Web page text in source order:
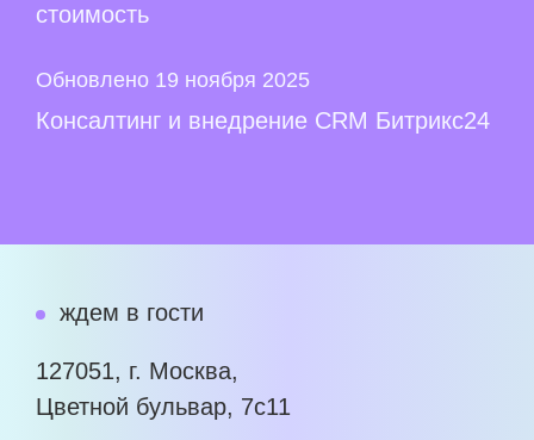
стоимость
Обновлено 19 ноября 2025
Консалтинг и внедрение CRM Битрикс24
ждем в гости
127051, г. Москва,
Цветной бульвар, 7с11